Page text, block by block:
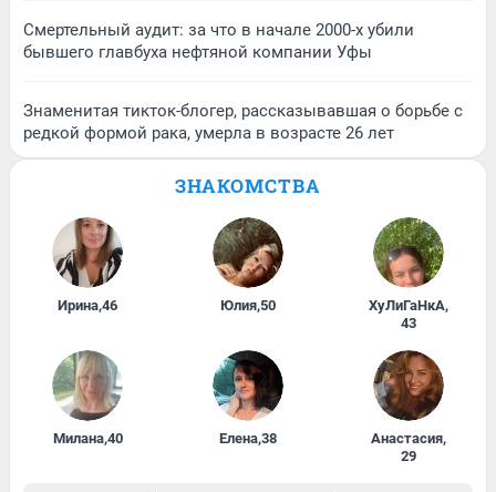
Смертельный аудит: за что в начале 2000-х убили
бывшего главбуха нефтяной компании Уфы
Знаменитая тикток-блогер, рассказывавшая о борьбе с
редкой формой рака, умерла в возрасте 26 лет
ЗНАКОМСТВА
Ирина,46 Юлия,50 ХуЛиГаНкА,
43
Милана,40 Елена,38 Анастасия,
29